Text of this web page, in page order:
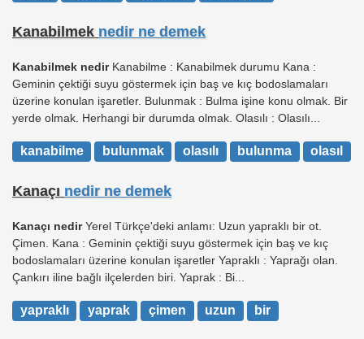
Kanabilmek nedir ne demek
Kanabilmek nedirKanabilme : Kanabilmek durumu Kana :
Geminin çektiği suyu göstermek için baş ve kıç bodoslamaları
üzerine konulan işaretler. Bulunmak : Bulma işine konu olmak. Bir
yerde olmak. Herhangi bir durumda olmak. Olasılı : Olasılı...
kanabilme bulunmak olasılı bulunma olasıl
Kanaçı nedir ne demek
Kanaçı nedirYerel Türkçe'deki anlamı: Uzun yapraklı bir ot.
Çimen. Kana : Geminin çektiği suyu göstermek için baş ve kıç
bodoslamaları üzerine konulan işaretler Yapraklı : Yaprağı olan.
Çankırı iline bağlı ilçelerden biri. Yaprak : Bi...
yapraklı yaprak çimen uzun bir